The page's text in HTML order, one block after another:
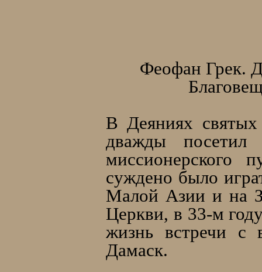
Феофан Грек.
В Деяниях святых
дважды
миссионерского
суждено было
Малой Азии и на
Церкви, в 33-м
жизнь встречи с
Дамаск.